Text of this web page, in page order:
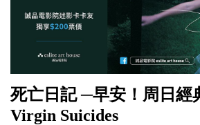
死亡日記 ─早安！周日經
Virgin Suicides